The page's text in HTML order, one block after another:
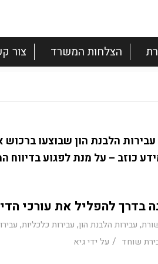
הצלחות המשרד
צור
עבירות הלבנת הון שבוצעו
כוזב – על מנת לפגוע בדיווח
בדרך להפליל את עורכי
, עבירות הלבנת הון, עבירות כלכליות,
שוחד / על ידיגיא